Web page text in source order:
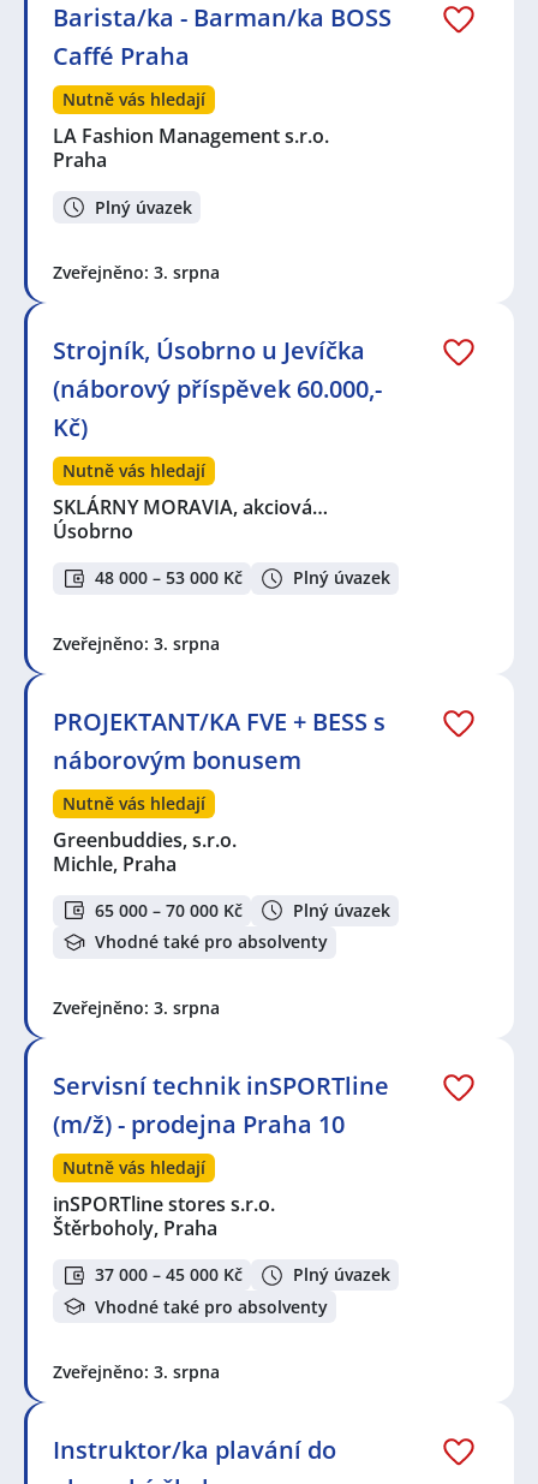
Barista/ka - Barman/ka BOSS
Caffé Praha
Nutně vás hledají
LA Fashion Management s.r.o.
Praha
Plný úvazek
Zveřejněno: 3. srpna
Strojník, Úsobrno u Jevíčka
(náborový příspěvek 60.000,-
Kč)
Nutně vás hledají
SKLÁRNY MORAVIA, akciová…
Úsobrno
48 000 – 53 000 Kč Plný úvazek
Zveřejněno: 3. srpna
PROJEKTANT/KA FVE + BESS s
náborovým bonusem
Nutně vás hledají
Greenbuddies, s.r.o.
Michle, Praha
65 000 – 70 000 Kč
Plný úvazek
Vhodné také pro absolventy
Zveřejněno: 3. srpna
Servisní technik inSPORTline
(m/ž) - prodejna Praha 10
Nutně vás hledají
inSPORTline stores s.r.o.
Štěrboholy, Praha
37 000 – 45 000 Kč
Plný úvazek
Vhodné také pro absolventy
Zveřejněno: 3. srpna
Instruktor/ka plavání do